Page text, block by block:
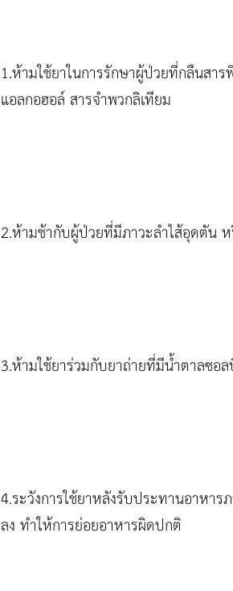
1.ห้ามใช้ยาในการรักษาผู้ป่วยที่กลืนสา
แอลกอฮอล์ สารจำพวกลิเทียม
2.ห้ามช้ากับผู้ป่วยที่มีภาวะลำไส้อุดตัน
3.ห้ามใช้ยาร่วมกับยาถ่ายที่มีน้ำตาลซอ
4.ระวังการใช้ยาหลังรับประทานอาหาร
ลง ทำให้การย่อยอาหารผิดปกติ